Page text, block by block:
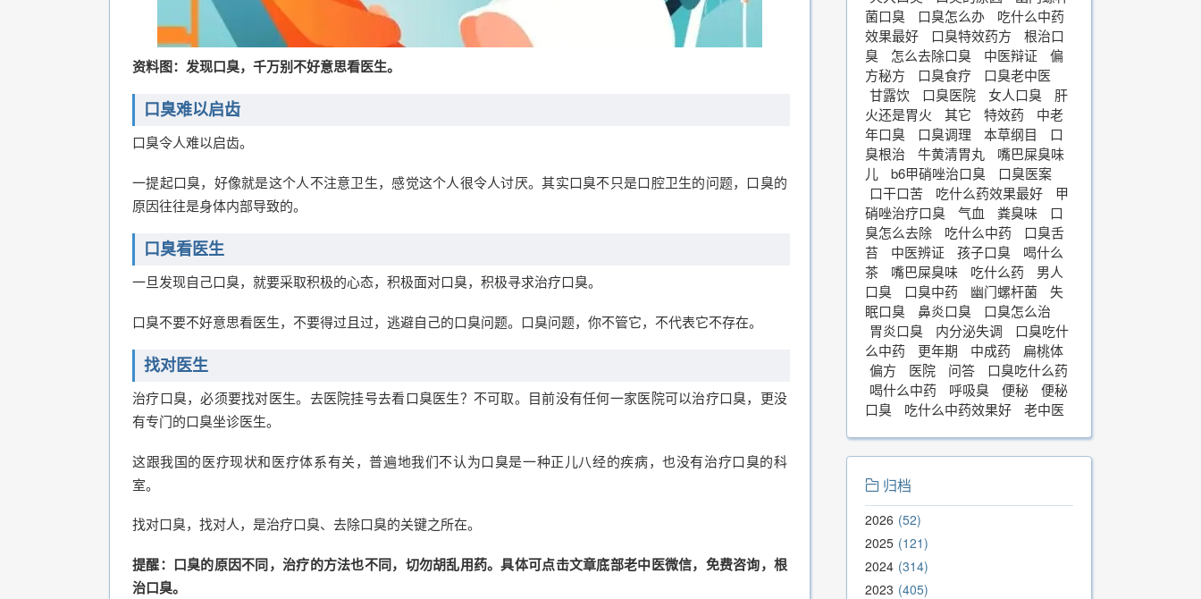
资料图：发现口臭，千万别不好意思看医生。
口臭难以启齿
口臭令人难以启齿。
一提起口臭，好像就是这个人不注意卫生，感觉这个人很令人讨厌。其实口臭不只是口腔卫生的问题，口臭的
原因往往是身体内部导致的。
口臭看医生
一旦发现自己口臭，就要采取积极的心态，积极面对口臭，积极寻求治疗口臭。
口臭不要不好意思看医生，不要得过且过，逃避自己的口臭问题。口臭问题，你不管它，不代表它不存在。
找对医生
治疗口臭，必须要找对医生。去医院挂号去看口臭医生？不可取。目前没有任何一家医院可以治疗口臭，更没
有专门的口臭坐诊医生。
这跟我国的医疗现状和医疗体系有关，普遍地我们不认为口臭是一种正儿八经的疾病，也没有治疗口臭的科
室。
找对口臭，找对人，是治疗口臭、去除口臭的关键之所在。
提醒：口臭的原因不同，治疗的方法也不同，切勿胡乱用药。具体可点击文章底部老中医微信，免费咨询，根
治口臭。
菌口臭
口臭怎么办
吃什么中药
效果最好
口臭特效药方
根治口
臭
怎么去除口臭 中医辩证
偏
方秘方
口臭食疗
口臭老中医
甘露饮
口臭医院 女人口臭
肝
火还是胃火
其它 特效药
中老
年口臭
口臭调理 本草纲目
口
臭根治
牛黄清胃丸
嘴巴屎臭味
儿
b6甲硝唑治口臭
口臭医案
口干口苦
吃什么药效果最好
甲
硝唑治疗口臭
气血 粪臭味
口
臭怎么去除
吃什么中药
口臭舌
苔
中医辨证 孩子口臭
喝什么
茶
嘴巴屎臭味 吃什么药
男人
口臭
口臭中药 幽门螺杆菌
失
眠口臭
鼻炎口臭
口臭怎么治
胃炎口臭
内分泌失调
口臭吃什
么中药
更年期 中成药
扁桃体
偏方
医院 问答
口臭吃什么药
喝什么中药
呼吸臭 便秘
便秘
口臭
吃什么中药效果好 老中医
归档
2026 52
2025 121
2024 314
2023 405